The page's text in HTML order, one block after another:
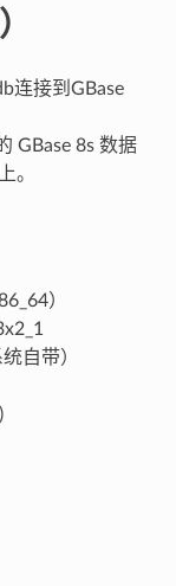
连接到GBase
GBase 8s 数据
。
）
自带）